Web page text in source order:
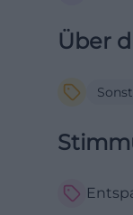
Über